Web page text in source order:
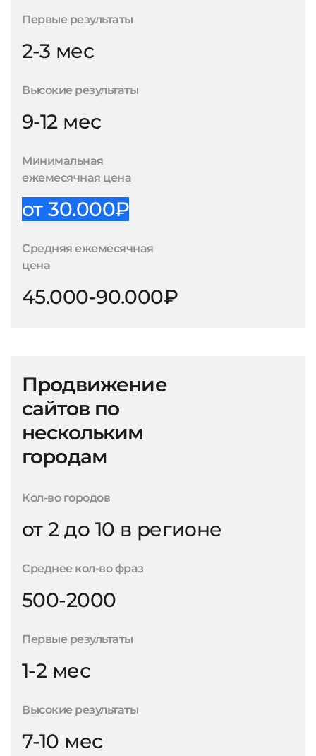
Первые результаты
2-3 мес
Высокие результаты
9-12 мес
Минимальная
ежемесячная цена
от 30.000₽
Средняя ежемесячная
цена
45.000-90.000₽
Продвижение
сайтов по
нескольким
городам
Кол-во городов
от 2 до 10 в регионе
Среднее кол-во фраз
500-2000
Первые результаты
1-2 мес
Высокие результаты
7-10 мес